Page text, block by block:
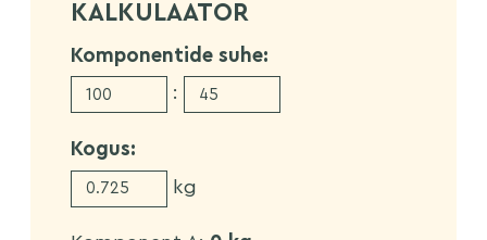
KALKULAATOR
Komponentide suhe:
:
Kogus:
kg